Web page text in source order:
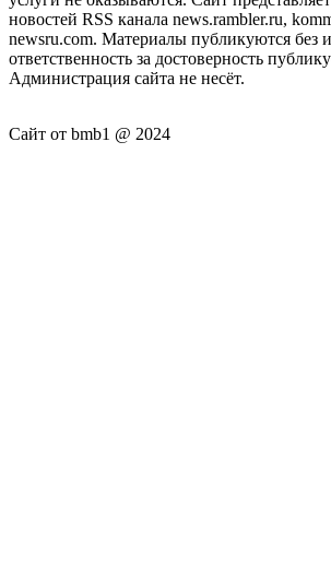
новостей RSS канала news.rambler.ru,
newsru.com. Материалы публикуются без
ответственность за достоверность
Администрация сайта не несёт.
Сайт от bmb1 @ 2024